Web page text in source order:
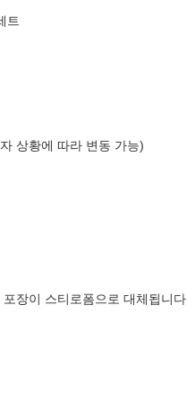
트
상황에 따라 변동 가능)
장이 스티로폼으로 대체됩니다.